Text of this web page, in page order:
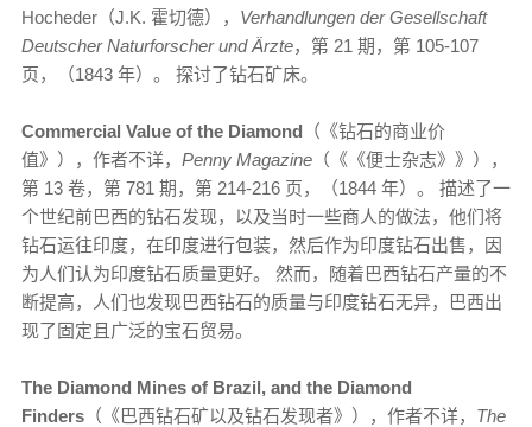
Hocheder（J.K. 霍切德）， Verhandlungen der Gesellschaft
Deutscher Naturforscher und Ärzte，第 21 期，第 105-107
页，（1843 年）。 探讨了钻石矿床。
Commercial Value of the Diamond （《钻石的商业价
值》），作者不详， Penny Magazine （《《便士杂志》》），
第 13 卷，第 781 期，第 214-216 页，（1844 年）。 描述了一
个世纪前巴西的钻石发现，以及当时一些商人的做法，他们将
钻石运往印度，在印度进行包装，然后作为印度钻石出售，因
为人们认为印度钻石质量更好。 然而，随着巴西钻石产量的不
断提高，人们也发现巴西钻石的质量与印度钻石无异，巴西出
现了固定且广泛的宝石贸易。
The Diamond Mines of Brazil, and the Diamond
Finders （《巴西钻石矿以及钻石发现者》），作者不详， The